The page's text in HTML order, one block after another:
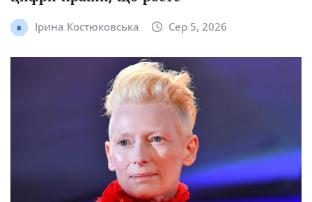
Ірина Костюковська Сер 5, 2026